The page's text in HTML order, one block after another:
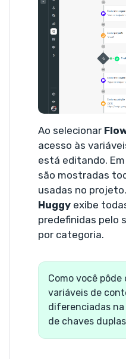
Ao selecionar
acesso às
está editando. Em
são mostradas
usadas no
Huggy exibe
predefinidas pelo
por categoria.
Como você pôde
variáveis de
diferenciadas
de chaves